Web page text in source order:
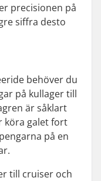
precisionen på
siffra desto
behöver du
på kullager till
är såklart
köra galet fort
på en
till cruiser och